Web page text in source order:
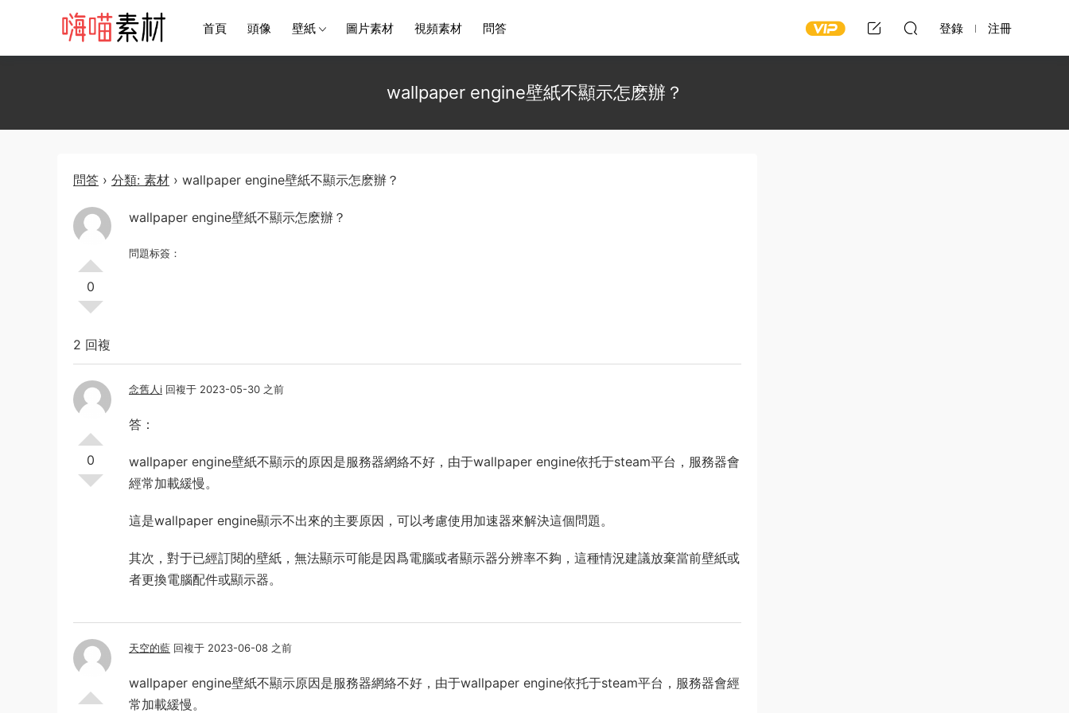
首頁 頭像 壁紙 圖片素材 視頻素材 問答 登錄 注冊
wallpaper engine壁紙不顯示怎麽辦？
問答 › 分類: 素材 › wallpaper engine壁紙不顯示怎麽辦？
0
wallpaper engine壁紙不顯示怎麽辦？
問題标簽：
2 回複
0
念舊人i 回複于 2023-05-30 之前
答：
wallpaper engine壁紙不顯示的原因是服務器網絡不好，由于wallpaper engine依托于steam平台，服務器會
經常加載緩慢。
這是wallpaper engine顯示不出來的主要原因，可以考慮使用加速器來解決這個問題。
其次，對于已經訂閱的壁紙，無法顯示可能是因爲電腦或者顯示器分辨率不夠，這種情況建議放棄當前壁紙或
者更換電腦配件或顯示器。
天空的藍 回複于 2023-06-08 之前
wallpaper engine壁紙不顯示原因是服務器網絡不好，由于wallpaper engine依托于steam平台，服務器會經
常加載緩慢。